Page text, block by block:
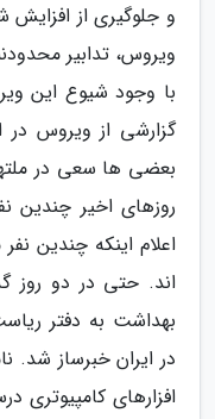
و جلوگیری از افزایش
ویروس، تدابیر
با وجود شیوع این
گزارشی از ویروس در
بعضی ها سعی در
روزهای اخیر
اعلام اینکه چندین
اند. حتی در دو روز
بهداشت به دفتر
در ایران خبرساز شد.
افزارهای